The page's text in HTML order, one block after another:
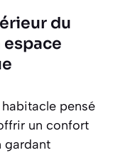
du
pensé
un confort
gardant